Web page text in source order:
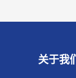
关于我们